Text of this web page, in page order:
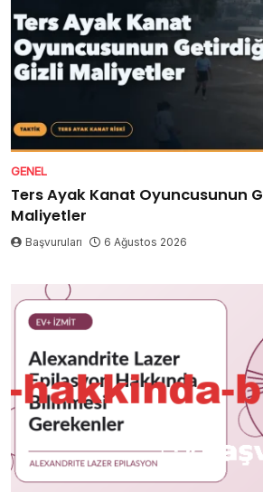
GENEL
Ters Ayak Kanat Oyuncusunun
Maliyetler
Başvuruları 6 Ağustos 2026